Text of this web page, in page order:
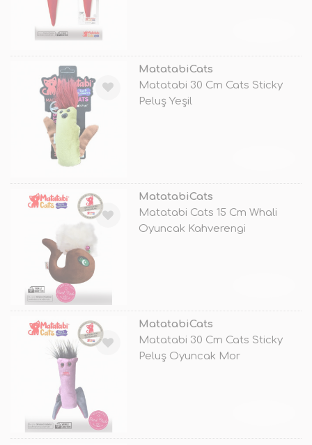
MatatabiCats
Matatabi 30 Cm Cats Sticky
Peluş Yeşil
MatatabiCats
Matatabi Cats 15 Cm Whali
Oyuncak Kahverengi
MatatabiCats
Matatabi 30 Cm Cats Sticky
Peluş Oyuncak Mor